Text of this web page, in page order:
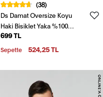
(38)
Ds Damat Oversize Koyu
Haki Bisiklet Yaka %100
Pamuk T-Shirt
699 TL
Sepette 524,25 TL